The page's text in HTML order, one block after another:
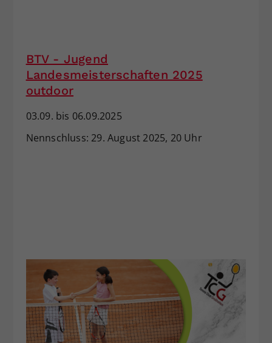
BTV - Jugend
Landesmeisterschaften 2025
outdoor
03.09. bis 06.09.2025
Nennschluss: 29. August 2025, 20 Uhr
Zweck
historische Speicherung Ihrer
vorgenommen Einstellungen, falls der
Webseiten-Betreiber dies eingestellt